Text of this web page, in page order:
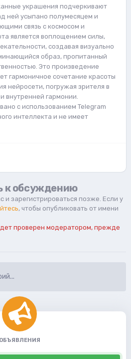
украшения подчеркивают
ней усыпано полумесяцем и
связь с космосом и
является воплощением силы,
создавая визуально
образ, пропитанный
Это произведение
гармоничное сочетание красоты
нейросети, погружая зрителя в
внутренней гармонии.
с использованием Telegram
интеллекта и не имеет
к обсуждению
и зарегистрироваться позже. Если у
, чтобы опубликовать от имени
проверен модератором, прежде
ОБЪЯВЛЕНИЯ